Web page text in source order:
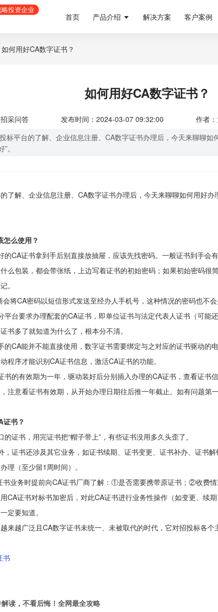
首页 产品介绍 解决方案 客户案例
如何用好CA数字证书？
如何用好CA数字证书？
采问答 发布时间：2024-03-07 09:32:00 作者
标平台的了解、企业信息注册、CA数字证书办理后，今天来聊聊
。
了解、企业信息注册、CA数字证书办理后，今天来聊聊如何用好
怎么使用？
的CA证书拿到手后别直接放抽屉，应该先找密码。一般证书到手会
么包装，都会带张纸，上边写着证书的初始密码；如果初始密码很
。
将CA密码以短信形式发送至经办人手机号，这种情况的密码也不
平台要求办理配套的CA证书，即单位证书与法定代表人证书（可能
书多了就知道为什么了，根本分不清。
的CA能并不能直接使用，数字证书需要绑定与之对应的证书驱动的
程序才能识别CA证书信息，激活CA证书的功能。
书的有效期为一年，驱动装好后分别插入办理的CA证书，查看证书
注意看证书有效期，从开始办理日期往后推一年截止。如有问题第
证书？
的证书，用完证书把“帽子带上”，有些证书没用多久头歪了。
，证书还涉及其它业务，如证书续期、证书变更、证书补办、证书
理（至少留1周时间）。
书业务时提前向CA证书厂商了解：①是否需要携带原证书；②收费情
CA证书对标书加密后，对此CA证书进行业务性操作（如变更、续
定要知道。
来越广泛且CA数字证书未统一、未被取代的时代，它对招投标各
书
读，不看后悔！全网最全攻略